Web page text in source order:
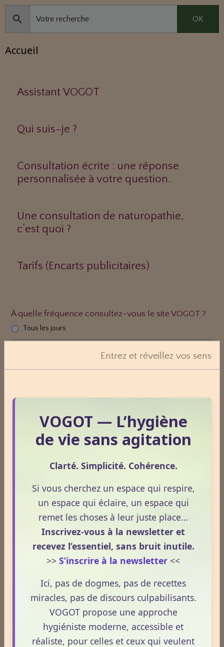
OK
Accueil
Assistant VOGOT
Qui suis-je ?
Consultation écrite : une réponse
personnalisée à votre question.
Une consultation de naturopathie,
c’est quoi ?
Tarifs (Encarts publicitaires)
À quelle fréquence consultez-vous le site VOGOT ?
Tous les jours
Une fois par semaine
Voter Voir les résultats
Statistiques
Aujourd'hui
visiteurs -1036 pages vues
visiteurs -8496555pages vues
Nombre de pages :1817
Nombre d'articles :
ESPACE PUBLICITAIRE
Entrez et réveillez vos sens
VOGOT — L’hygiène
de vie sans agitation
Clarté. Simplicité. Cohérence.
Si vous cherchez un espace qui respire,
un espace qui éclaire, un espace qui
remet les choses à leur juste place…
Inscrivez-vous à la newsletter et
recevez l’essentiel, sans bruit inutile.
>> S’inscrire à la newsletter <<
Ici, pas de dogmes, pas de recettes
miracles, pas de discours culpabilisants.
VOGOT propose une approche
hygiéniste moderne, accessible et
réaliste, pour celles et ceux qui veulent